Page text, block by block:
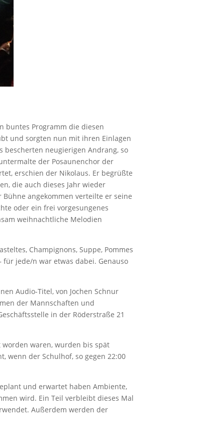
buntes Programm die diesen
und sorgten nun mit ihren Einlagen
bescherten neugierigen Andrang, so
der Posaunenchor der
erschien der Nikolaus. Er begrüßte
die auch dieses Jahr wieder
angekommen verteilte er seine
oder ein frei vorgesungenes
weihnachtliche Melodien
Champignons, Suppe, Pommes
für jede/n war etwas dabei. Genauso
Audio-Titel, von Jochen Schnur
der Mannschaften und
in der Röderstraße 21
waren, wurden bis spät
wenn der Schulhof, so gegen 22:00
und erwartet haben Ambiente,
wird. Ein Teil verbleibt dieses Mal
Außerdem werden der